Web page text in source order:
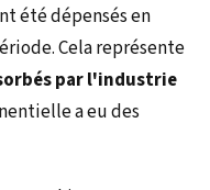
été dépensés en
Cela représente
par l'industrie
a eu des